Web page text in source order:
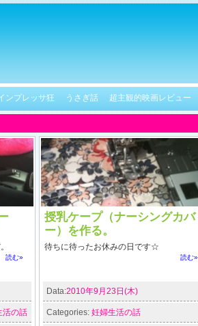
ンプレッサ狂 うさぎ話 超主観的映画レビュー
読む»
活の話
授乳ケープ（ナーシングカバ
ー）を作る。
待ちに待ったお休みの日です☆
読む»
Data:2010年9月23日(木)
Categories: 妊婦生活の話